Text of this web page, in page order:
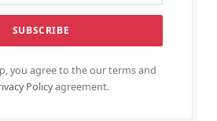
you agree to the our terms and
Policyagreement.